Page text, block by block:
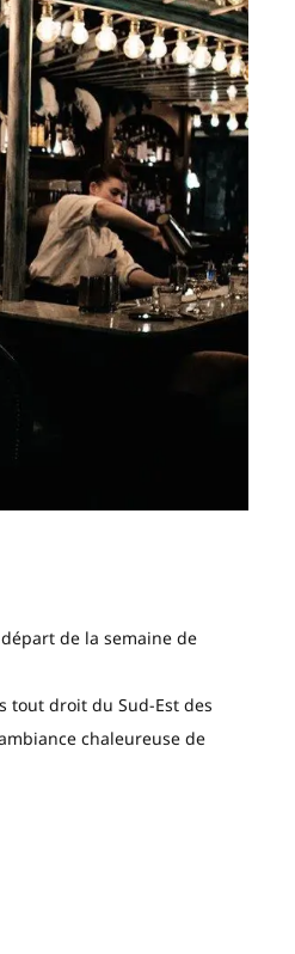
de la semaine de
tout droit du Sud-Est des
chaleureuse de